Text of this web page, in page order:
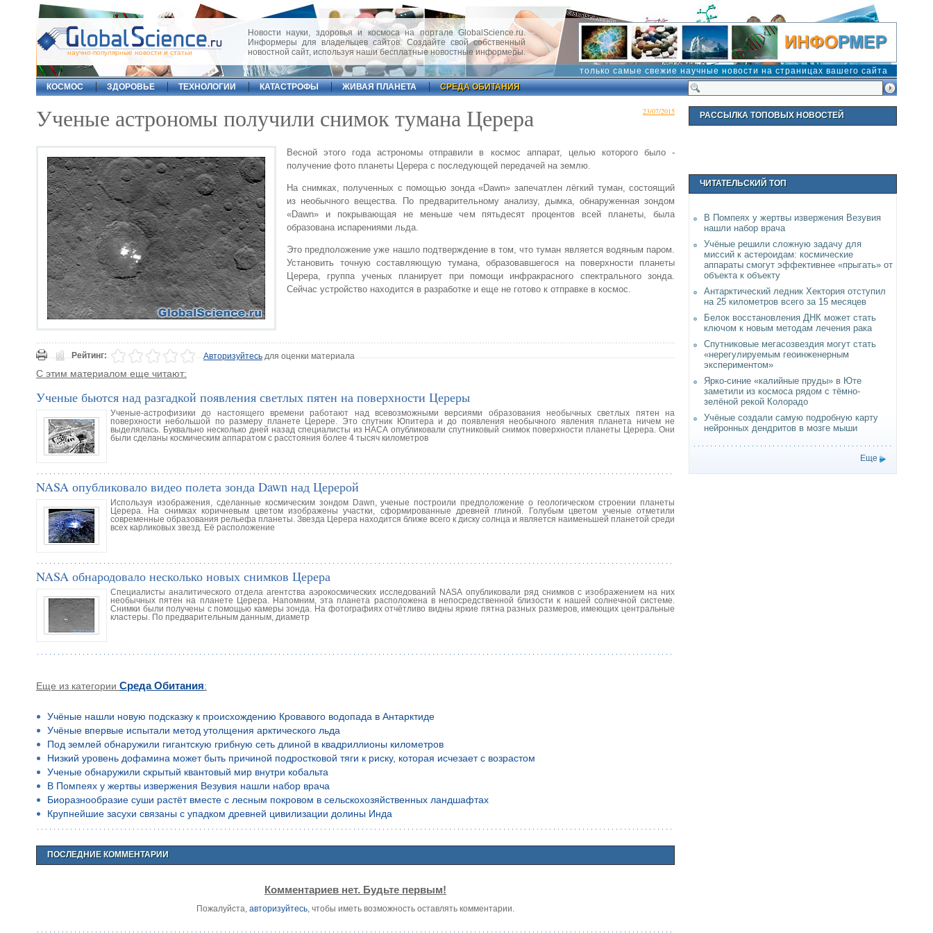
научно-популярные новости и статьи
Новости науки, здоровья и космоса на портале GlobalScience.ru.
Информеры для владельцев сайтов. Создайте свой собственный
новостной сайт, используя наши бесплатные новостные информеры.
только самые свежие научные новости на страницах вашего сайта
КОСМОС
ЗДОРОВЬЕ ТЕХНОЛОГИИ КАТАСТРОФЫ ЖИВАЯ ПЛАНЕТА СРЕДА ОБИТАНИЯ
23/07/2015
Ученые астрономы получили снимок тумана Церера
Весной этого года астрономы отправили в космос аппарат, целью которого было -
получение фото планеты Церера с последующей передачей на землю.
На снимках, полученных с помощью зонда «Dawn» запечатлен лёгкий туман, состоящий
из необычного вещества. По предварительному анализу, дымка, обнаруженная зондом
«Dawn» и покрывающая не меньше чем пятьдесят процентов всей планеты, была
образована испарениями льда.
Это предположение уже нашло подтверждение в том, что туман является водяным паром.
Установить точную составляющую тумана, образовавшегося на поверхности планеты
Церера, группа ученых планирует при помощи инфракрасного спектрального зонда.
Сейчас устройство находится в разработке и еще не готово к отправке в космос.
Рейтинг: Авторизуйтесьдля оценки материала
С этим материалом еще читают:
Ученые бьются над разгадкой появления светлых пятен на поверхности Цереры
Ученые-астрофизики до настоящего времени работают над всевозможными версиями образования необычных светлых пятен на
поверхности небольшой по размеру планете Церере. Это спутник Юпитера и до появления необычного явления планета ничем не
выделялась. Буквально несколько дней назад специалисты из НАСА опубликовали спутниковый снимок поверхности планеты Церера. Они
были сделаны космическим аппаратом с расстояния более 4 тысяч километров
NASA опубликовало видео полета зонда Dawn над Церерой
Используя изображения, сделанные космическим зондом Dawn, ученые построили предположение о геологическом строении планеты
Церера. На снимках коричневым цветом изображены участки, сформированные древней глиной. Голубым цветом ученые отметили
современные образования рельефа планеты. Звезда Церера находится ближе всего к диску солнца и является наименьшей планетой среди
всех карликовых звезд. Её расположение
NASA обнародовало несколько новых снимков Церера
Специалисты аналитического отдела агентства аэрокосмических исследований NASA опубликовали ряд снимков с изображением на них
необычных пятен на планете Церера. Напомним, эта планета расположена в непосредственной близости к нашей солнечной системе.
Снимки были получены с помощью камеры зонда. На фотографиях отчётливо видны яркие пятна разных размеров, имеющих центральные
кластеры. По предварительным данным, диаметр
Еще из категории Среда Обитания:
Учёные нашли новую подсказку к происхождению Кровавого водопада в Антарктиде
Учёные впервые испытали метод утолщения арктического льда
Под землей обнаружили гигантскую грибную сеть длиной в квадриллионы километров
Низкий уровень дофамина может быть причиной подростковой тяги к риску, которая исчезает с возрастом
Ученые обнаружили скрытый квантовый мир внутри кобальта
В Помпеях у жертвы извержения Везувия нашли набор врача
Биоразнообразие суши растёт вместе с лесным покровом в сельскохозяйственных ландшафтах
Крупнейшие засухи связаны с упадком древней цивилизации долины Инда
ПОСЛЕДНИЕ КОММЕНТАРИИ
Комментариев нет. Будьте первым!
Пожалуйста, авторизуйтесь, чтобы иметь возможность оставлять комментарии.
РАССЫЛКА ТОПОВЫХ НОВОСТЕЙ
ЧИТАТЕЛЬСКИЙ ТОП
В Помпеях у жертвы извержения Везувия
нашли набор врача
Учёные решили сложную задачу для
миссий к астероидам: космические
аппараты смогут эффективнее «прыгать» от
объекта к объекту
Антарктический ледник Хектория отступил
на 25 километров всего за 15 месяцев
Белок восстановления ДНК может стать
ключом к новым методам лечения рака
Спутниковые мегасозвездия могут стать
«нерегулируемым геоинженерным
экспериментом»
Ярко-синие «калийные пруды» в Юте
заметили из космоса рядом с тёмно-
зелёной рекой Колорадо
Учёные создали самую подробную карту
нейронных дендритов в мозге мыши
Еще